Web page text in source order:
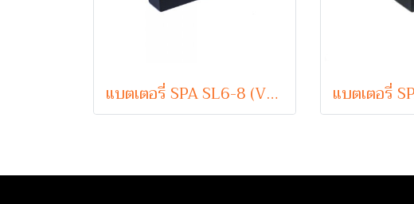
แบตเตอรี่ SPA SL6-8 (VRLA Type) 6V 8Ah